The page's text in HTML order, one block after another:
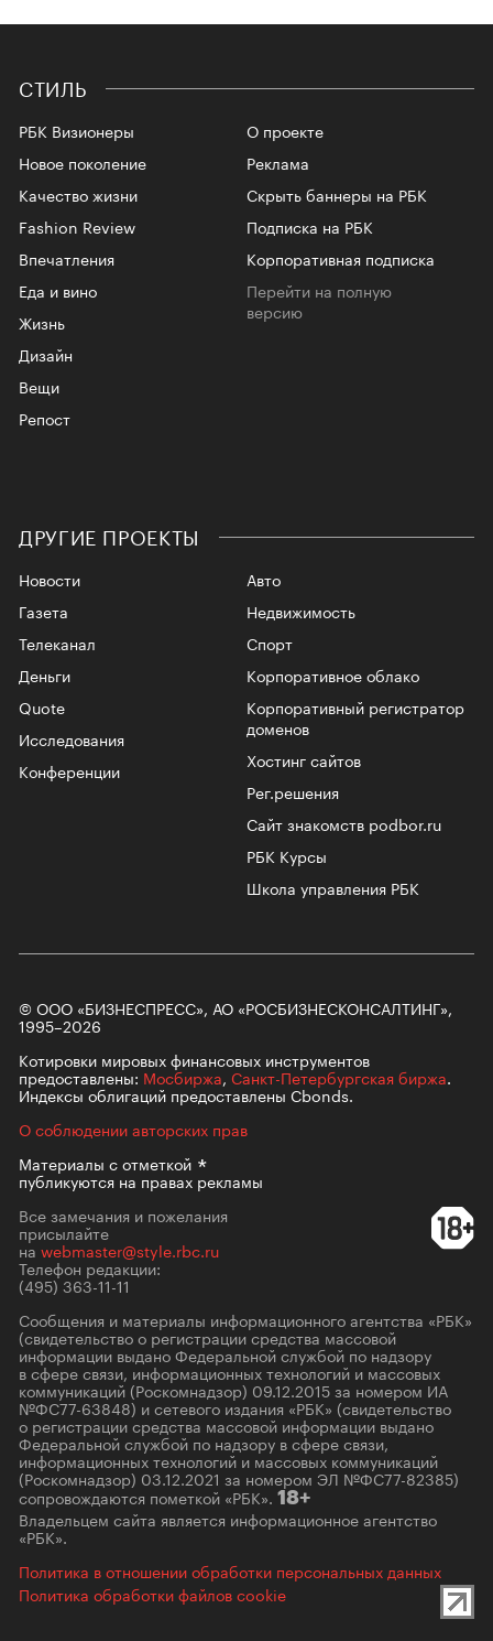
СТИЛЬ
РБК Визионеры
Новое поколение
Качество жизни
Fashion Review
Впечатления
Еда и вино
Жизнь
Дизайн
Вещи
Репост
О проекте
Реклама
Скрыть баннеры на РБК
Подписка на РБК
Корпоративная подписка
Перейти на полную
версию
ДРУГИЕ ПРОЕКТЫ
Новости
Газета
Телеканал
Авто
Недвижимость
Спорт
Корпоративное облако
Корпоративный регистратор
доменов
Хостинг сайтов
Рег.решения
Сайт знакомств podbor.ru
РБК Курсы
Школа управления РБК
Деньги
Quote
Исследования
Конференции
© ООО «БИЗНЕСПРЕСС», АО «РОСБИЗНЕСКОНСАЛТИНГ»,
1995–2026
Котировки мировых финансовых инструментов
предоставлены: Мосбиржа, Санкт-Петербургская биржа.
Индексы облигаций предоставлены Cbonds.
О соблюдении авторских прав
Материалы сотметкой
публикуются на правах рекламы
Все замечания и пожелания
присылайте
на webmaster@style.rbc.ru
Телефон редакции:
(495) 363-11-11
Сообщения и материалы информационного агентства «РБК»
(свидетельство о регистрации средства массовой
информации выдано Федеральной службой по надзору
в сфере связи, информационных технологий и массовых
коммуникаций (Роскомнадзор) 09.12.2015 за номером ИА
№ФС77-63848) и сетевого издания «РБК» (свидетельство
о регистрации средства массовой информации выдано
Федеральной службой по надзору в сфере связи,
информационных технологий и массовых коммуникаций
(Роскомнадзор) 03.12.2021 за номером ЭЛ №ФС77-82385)
сопровождаются пометкой «РБК». 18+
Владельцем сайта является информационное агентство
«РБК».
Политика в отношении обработки персональных данных
Политика обработки файлов cookie